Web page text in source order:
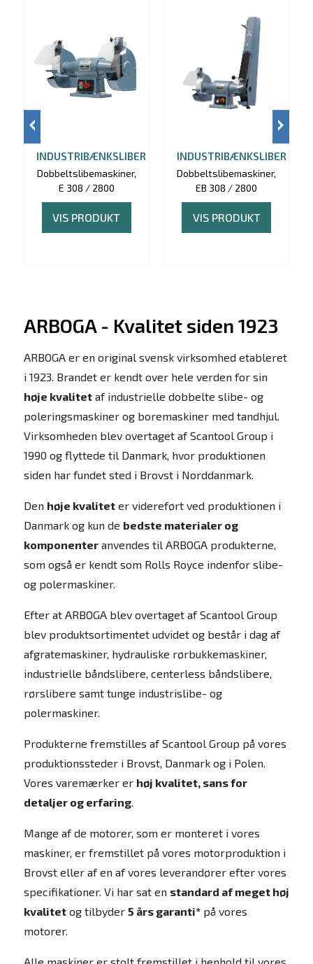
INDUSTRIBÆNKSLIBER
Dobbeltslibemaskiner,
E 308 / 2800
VIS PRODUKT
INDUSTRIBÆNKSLIBER
Dobbeltslibemaskiner,
EB 308 / 2800
VIS PRODUKT
ARBOGA - Kvalitet siden 1923
ARBOGA er en original svensk virksomhed etableret
i 1923. Brandet er kendt over hele verden for sin
høje kvalitetaf industrielle dobbelte slibe- og
poleringsmaskiner og boremaskiner med tandhjul.
Virksomheden blev overtaget af Scantool Group i
1990 og flyttede til Danmark, hvor produktionen
siden har fundet sted i Brovst i Norddanmark.
Den høje kvaliteter videreført ved produktionen i
Danmark og kun de bedste materialer og
komponenteranvendes til ARBOGA produkterne,
som også er kendt som Rolls Royce indenfor slibe-
og polermaskiner.
Efter at ARBOGA blev overtaget af Scantool Group
blev produktsortimentet udvidet og består i dag af
afgratemaskiner, hydrauliske rørbukkemaskiner,
industrielle båndslibere, centerless båndslibere,
rørslibere samt tunge industrislibe- og
polermaskiner.
Produkterne fremstilles af Scantool Group på vores
produktionssteder i Brovst, Danmark og i Polen.
Vores varemærker er høj kvalitet, sans for
detaljer og erfaring.
Mange af de motorer, som er monteret i vores
maskiner, er fremstillet på vores motorproduktion i
Brovst eller af en af vores leverandører efter vores
specifikationer. Vi har sat en standard af meget høj
kvalitetog tilbyder 5 års garanti*på vores
motorer.